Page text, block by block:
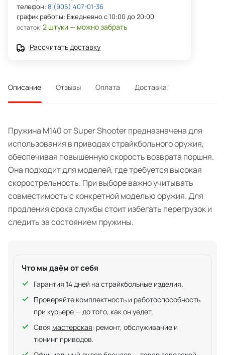
телефон: 8 (905) 407-01-36
график работы: Ежедневно с 10:00 до 20:00
остаток:2 штуки — можно забрать
Рассчитать доставку
Описание Отзывы Оплата Доставка
Пружина M140 от Super Shooter предназначена для
использования в приводах страйкбольного оружия,
обеспечивая повышенную скорость возврата поршня.
Она подходит для моделей, где требуется высокая
скорострельность. При выборе важно учитывать
совместимость с конкретной моделью оружия. Для
продления срока службы стоит избегать перегрузок и
следить за состоянием пружины.
Что мы даём от себя
Гарантия 14 дней на страйкбольные изделия.
Проверяйте комплектность и работоспособность
при курьере — до того, как он уедет.
Своя мастерская: ремонт, обслуживание и
тюнинг приводов.